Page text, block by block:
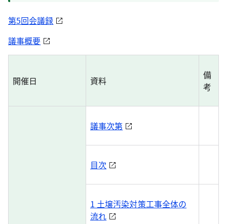
第5回会議録
議事概要
開催日 資料
備
考
議事次第
目次
1 土壌汚染対策工事全体の
流れ